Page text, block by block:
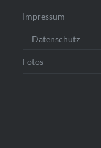
Impressum
Datenschutz
Fotos